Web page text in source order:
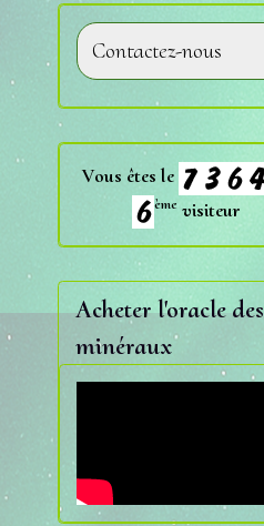
Contactez-nous
Vous êtes le
ème visiteur
Acheter l'oracle des
minéraux